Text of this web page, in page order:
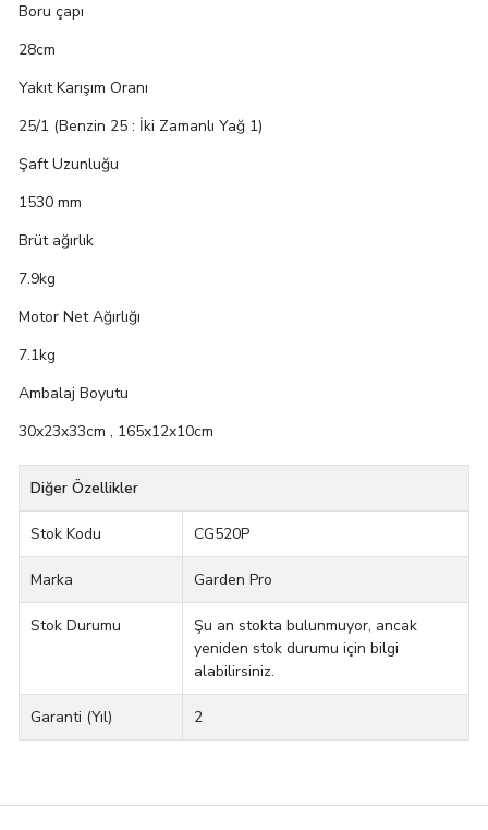
Boru çapı
28cm
Yakıt Karışım Oranı
25/1 (Benzin 25 : İki Zamanlı Yağ 1)
Şaft Uzunluğu
1530 mm
Brüt ağırlık
7.9kg
Motor Net Ağırlığı
7.1kg
Ambalaj Boyutu
30x23x33cm , 165x12x10cm
Diğer Özellikler
Stok Kodu CG520P
Marka Garden Pro
Stok Durumu
Şu an stokta bulunmuyor, ancak
yeniden stok durumu için bilgi
alabilirsiniz.
Garanti (Yıl) 2